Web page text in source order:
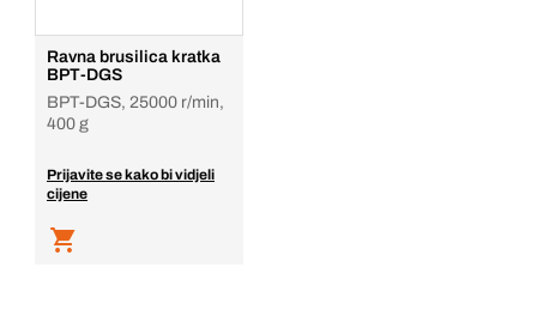
Ravna brusilica kratka
BPT-DGS
BPT-DGS, 25000 r/min,
400 g
Prijavite se kako bi vidjeli
cijene